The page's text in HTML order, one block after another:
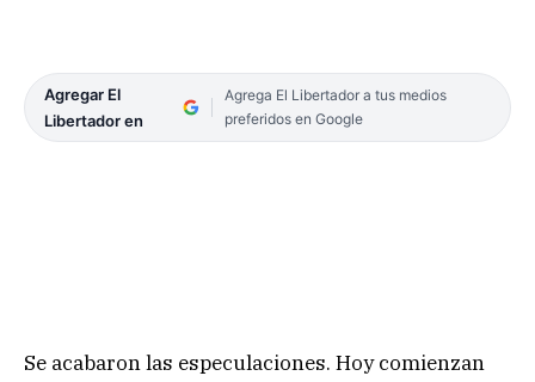
Agregar El
Libertador en
Agrega El Libertador a tus medios
preferidos en Google
Se acabaron las especulaciones. Hoy comienzan